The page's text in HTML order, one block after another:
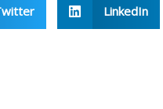
LinkedIn